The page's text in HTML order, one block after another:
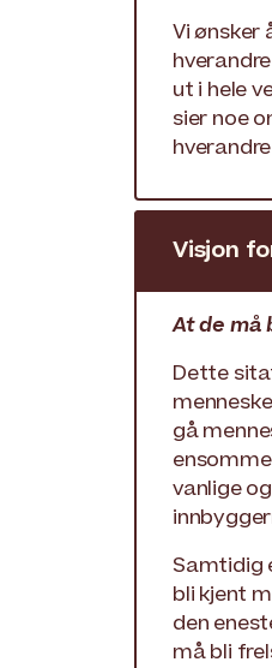
Vi ønsker
ut i hele
sier noe
Visjon
At de må
Dette
gå
vanlige
Samtidig
bli kjent
den
må bli